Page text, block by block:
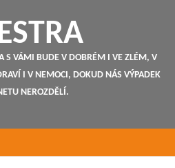
S VÁMI BUDE V DOBRÉM I VE ZLÉM, V
I V NEMOCI, DOKUD NÁS VÝPADEK
NEROZDĚLÍ.